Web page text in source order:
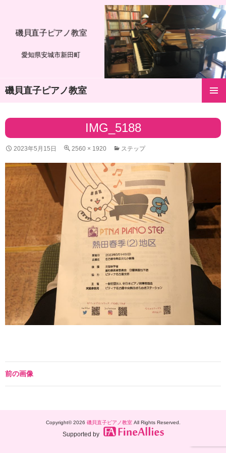
愛知県安城市新田町
磯貝直子ピアノ教室
磯貝直子ピアノ教室
テ
へ
ス
ッ
プ
IMG_5188
2023年5月15日 2560 × 1920 ステップ
前の画像
Copyright© 2026 磯貝直子ピアノ教室All Rights Reserved.
Supported by